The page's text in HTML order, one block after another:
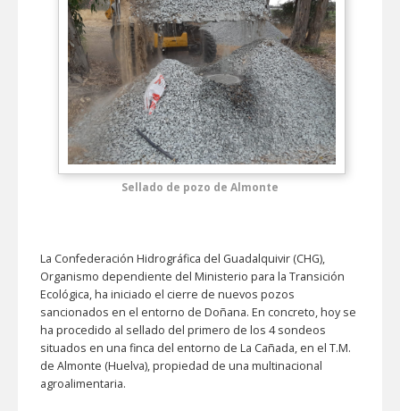
Sellado de pozo de Almonte
La Confederación Hidrográfica del Guadalquivir (CHG),
Organismo dependiente del Ministerio para la Transición
Ecológica, ha iniciado el cierre de nuevos pozos
sancionados en el entorno de Doñana. En concreto, hoy se
ha procedido al sellado del primero de los 4 sondeos
situados en una finca del entorno de La Cañada, en el T.M.
de Almonte (Huelva), propiedad de una multinacional
agroalimentaria.